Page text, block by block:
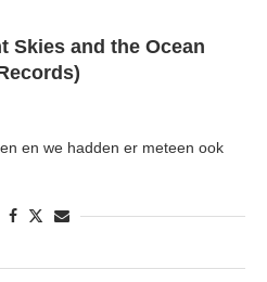
Skies and the Ocean
en we hadden er meteen ook